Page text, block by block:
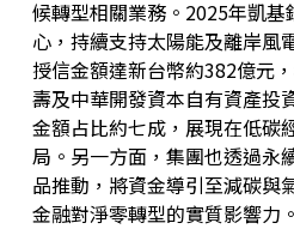
候轉型相關業務。2025年凱
心，持續支持太陽能及離岸風
授信金額達新台幣約382億元
壽及中華開發資本自有資產投
金額占比約七成，展現在低碳
局。另一方面，集團也透過永
品推動，將資金導引至減碳與
金融對淨零轉型的實質影響力。